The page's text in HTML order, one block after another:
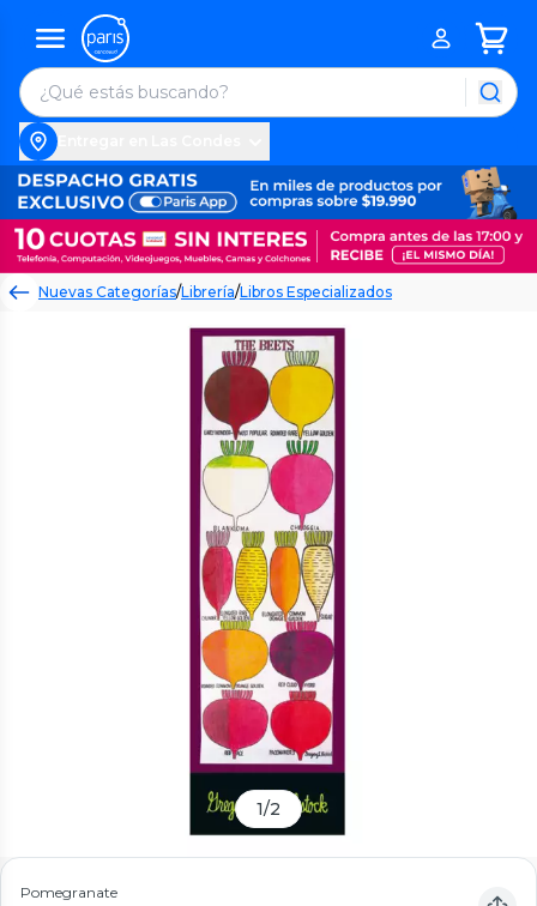
Nuevas Categorías/Librería/Libros Especializados
1/2
Pomegranate